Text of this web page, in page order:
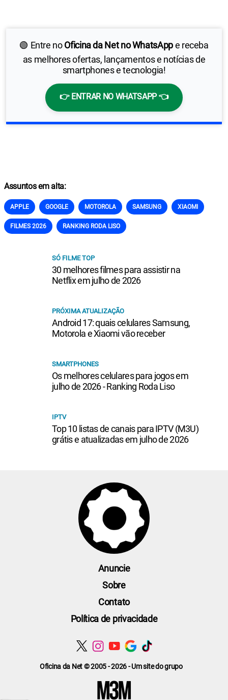
🟢 Entre noOficina da Net no WhatsAppe receba
as melhores ofertas, lançamentos e notícias de
smartphones e tecnologia!
👉 ENTRAR NO WHATSAPP 👈
Assuntos em alta:
APPLE GOOGLE MOTOROLA SAMSUNG XIAOMI
FILMES 2026 RANKING RODA LISO
SÓ FILME TOP
30 melhores filmes para assistir na
Netflix em julho de 2026
PRÓXIMA ATUALIZAÇÃO
Android 17: quais celulares Samsung,
Motorola e Xiaomi vão receber
SMARTPHONES
Os melhores celulares para jogos em
julho de 2026 - Ranking Roda Liso
IPTV
Top 10 listas de canais para IPTV (M3U)
grátis e atualizadas em julho de 2026
Oficina da Net © 2005 - 2026 - Um site do grupo
Anuncie
Sobre
Contato
Política de privacidade